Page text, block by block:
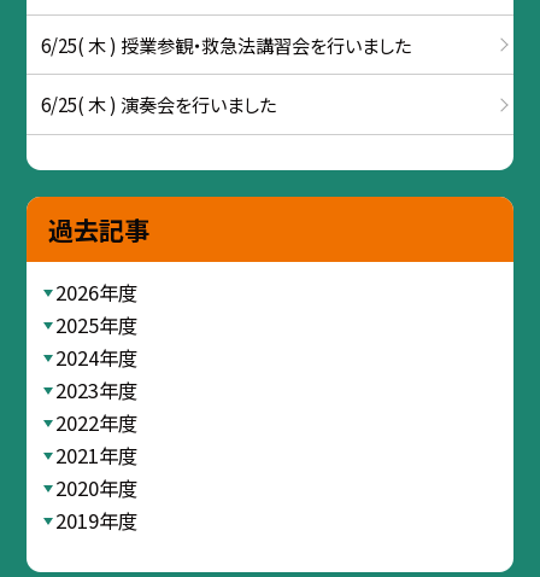
6/25( 木 ) 授業参観・救急法講習会を行いました
6/25( 木 ) 演奏会を行いました
過去記事
2026年度
2025年度
2024年度
2023年度
2022年度
2021年度
2020年度
2019年度